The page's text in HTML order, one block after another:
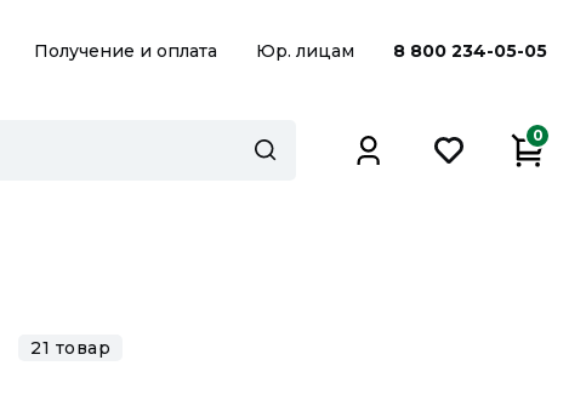
Получение и оплата Юр. лицам 8 800 234-05-05
0
21 товар